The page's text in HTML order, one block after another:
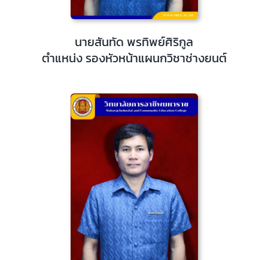
นายสันทัด พรทิพย์ศิริกูล
ตำแหน่ง รองหัวหน้าแผนกวิชาช่างยนต์